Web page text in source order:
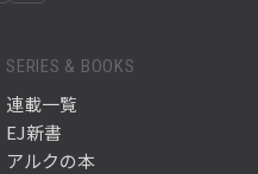
SERIES & BOOKS
連載一覧
EJ新書
アルクの本